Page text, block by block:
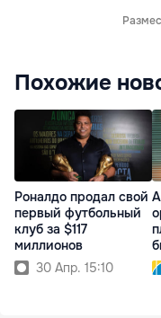
Похожие
Роналдо продал свой
первый футбольный
клуб за $117
миллионов
30 Апр. 15:10